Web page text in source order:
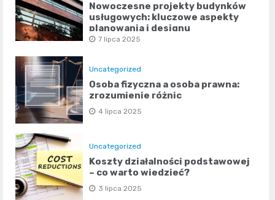
Nowoczesne projekty budynków
usługowych: kluczowe aspekty
planowania i designu
7 lipca 2025
Uncategorized
Osoba fizyczna a osoba prawna:
zrozumienie różnic
4 lipca 2025
Uncategorized
Koszty działalności podstawowej
– co warto wiedzieć?
3 lipca 2025